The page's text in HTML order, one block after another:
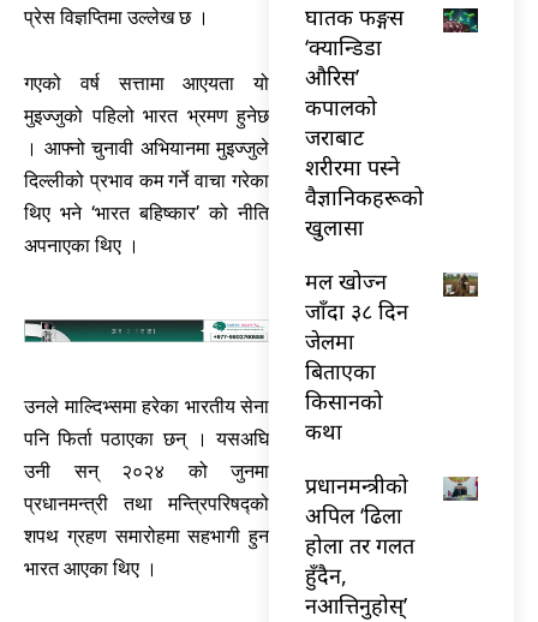
प्रेस विज्ञप्तिमा उल्लेख छ ।
गएको वर्ष सत्तामा आएयता यो
मुइज्जुको पहिलो भारत भ्रमण हुनेछ
। आफ्नो चुनावी अभियानमा मुइज्जुले
दिल्लीको प्रभाव कम गर्ने वाचा गरेका
थिए भने ‘भारत बहिष्कार’ को नीति
अपनाएका थिए ।
उनले माल्दिभ्समा हरेका भारतीय सेना
पनि फिर्ता पठाएका छन् । यसअघि
उनी सन् २०२४ को जुनमा
प्रधानमन्त्री तथा मन्त्रिपरिषद्को
शपथ ग्रहण समारोहमा सहभागी हुन
भारत आएका थिए ।
घातक फङ्गस
‘क्यान्डिडा
औरिस’
कपालको
जराबाट
शरीरमा पस्ने
वैज्ञानिकहरूको
खुलासा
मल खोज्न
जाँदा ३८ दिन
जेलमा
बिताएका
किसानको
कथा
प्रधानमन्त्रीको
अपिल ‘ढिला
होला तर गलत
हुँदैन,
नआत्तिनुहोस्’